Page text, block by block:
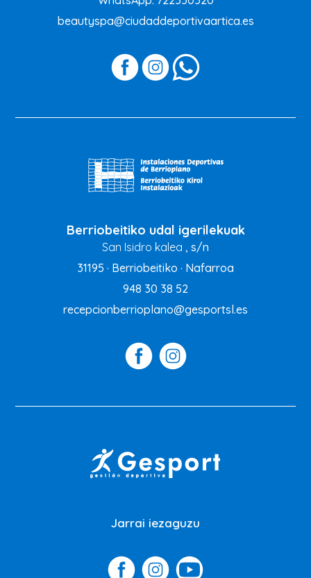
beautyspa@ciudaddeportivaartica.es
Berriobeitiko udal igerilekuak
San Isidro kalea , s/n
31195 · Berriobeitiko · Nafarroa
948 30 38 52
recepcionberrioplano@gesportsl.es
Jarrai iezaguzu